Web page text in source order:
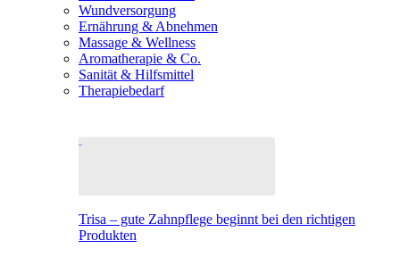
Wundversorgung
Ernährung & Abnehmen
Massage & Wellness
Aromatherapie & Co.
Sanität & Hilfsmittel
Therapiebedarf
Trisa – gute Zahnpflege beginnt bei den richtigen
Produkten